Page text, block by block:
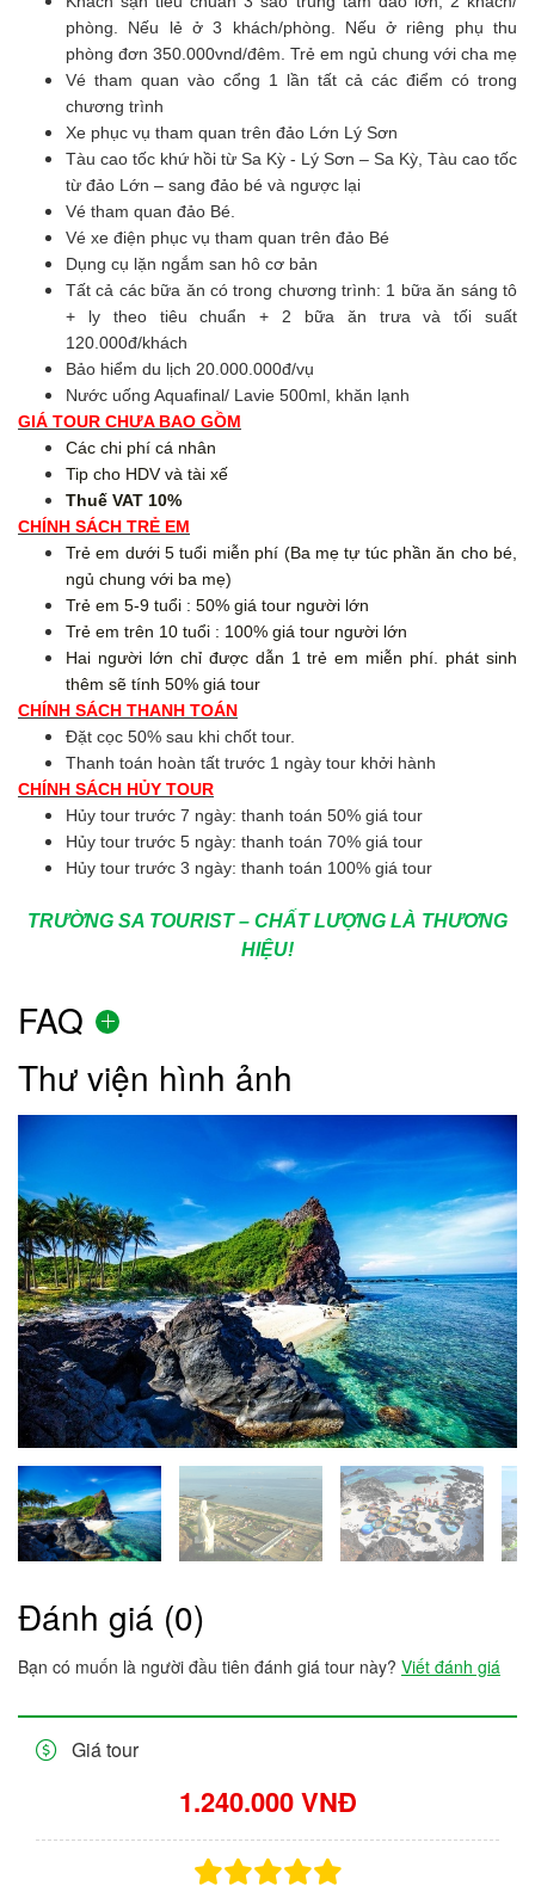
phòng. Nếu lẻ ở 3 khách/phòng. Nếu ở riêng phụ thu
phòng đơn 350.000vnd/đêm. Trẻ em ngủ chung với cha mẹ
Vé tham quan vào cổng 1 lần tất cả các điểm có trong
chương trình
Xe phục vụ tham quan trên đảo Lớn Lý Sơn
Tàu cao tốc khứ hồi từ Sa Kỳ - Lý Sơn – Sa Kỳ, Tàu cao tốc
từ đảo Lớn – sang đảo bé và ngược lại
Vé tham quan đảo Bé.
Vé xe điện phục vụ tham quan trên đảo Bé
Dụng cụ lặn ngắm san hô cơ bản
Tất cả các bữa ăn có trong chương trình: 1 bữa ăn sáng tô
+ ly theo tiêu chuẩn + 2 bữa ăn trưa và tối suất
120.000đ/khách
Bảo hiểm du lịch 20.000.000đ/vụ
Nước uống Aquafinal/ Lavie 500ml, khăn lạnh
GIÁ TOUR CHƯA BAO GỒM
Các chi phí cá nhân
Tip cho HDV và tài xế
Thuế VAT 10%
CHÍNH SÁCH TRẺ EM
Trẻ em dưới 5 tuổi miễn phí (Ba mẹ tự túc phần ăn cho bé,
ngủ chung với ba mẹ)
Trẻ em 5-9 tuổi : 50% giá tour người lớn
Trẻ em trên 10 tuổi : 100% giá tour người lớn
Hai người lớn chỉ được dẫn 1 trẻ em miễn phí. phát sinh
thêm sẽ tính 50% giá tour
CHÍNH SÁCH THANH TOÁN
Đặt cọc 50% sau khi chốt tour.
Thanh toán hoàn tất trước 1 ngày tour khởi hành
CHÍNH SÁCH HỦY TOUR
Hủy tour trước 7 ngày: thanh toán 50% giá tour
Hủy tour trước 5 ngày: thanh toán 70% giá tour
Hủy tour trước 3 ngày: thanh toán 100% giá tour
TRƯỜNG SA TOURIST – CHẤT LƯỢNG LÀ THƯƠNG
HIỆU!
FAQ
Thư viện hình ảnh
Đánh giá (0)
Bạn có muốn là người đầu tiên đánh giá tour này? Viết đánh giá
Giá tour
1.240.000 VNĐ